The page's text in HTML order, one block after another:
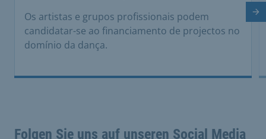
Os artistas e grupos profissionais podem
candidatar-se ao financiamento de projectos no
domínio da dança.
Folgen Sie uns auf unseren Social Media